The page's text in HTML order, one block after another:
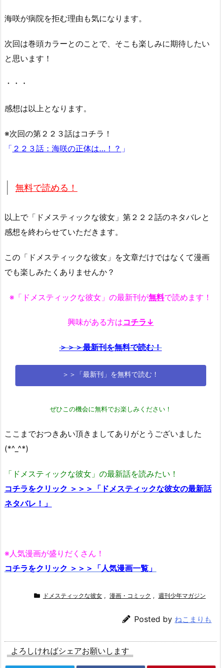
海咲が病院を拒む理由も気になります。
次回は巻頭カラーとのことで、そこも楽しみに期待したい
と思います！
・・・
感想は以上となります。
※次回の第２２３話はコチラ！
「 ２２３話：海咲の正体は…！？ 」
無料で読める！
以上で「ドメスティックな彼女」第２２２話のネタバレと
感想を終わらせていただきます。
この「ドメスティックな彼女」を文章だけではなくて漫画
でも楽しみたくありませんか？
※「ドメスティックな彼女」の最新刊が無料で読めます！
興味がある方はコチラ↓
＞＞＞最新刊を無料で読む！
＞＞「最新刊」を無料で読む！
ぜひこの機会に無料でお楽しみください！
ここまでおつきあい頂きましてありがとうございました
(*^_^*)
「ドメスティックな彼女」の最新話を読みたい！
コチラをクリック ＞＞＞「ドメスティックな彼女の最新話
ネタバレ！」
※人気漫画が盛りだくさん！
コチラをクリック ＞＞＞「人気漫画一覧」
ドメスティックな彼女 , 漫画・コミック , 週刊少年マガジン
Posted by ねこまりも
よろしければシェアお願いします